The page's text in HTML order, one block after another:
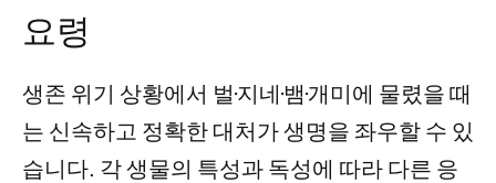
요령
생존 위기 상황에서 벌·지네·뱀·개미에 물렸을 때
는 신속하고 정확한 대처가 생명을 좌우할 수 있
습니다. 각 생물의 특성과 독성에 따라 다른 응